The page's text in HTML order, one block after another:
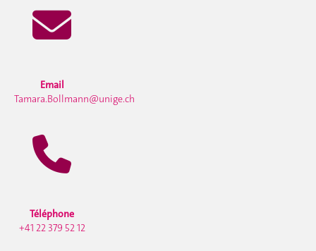
Email
Tamara.Bollmann@unige.ch
Téléphone
+41 22 379 52 12